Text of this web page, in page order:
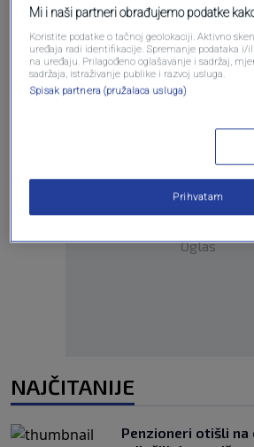
Oglas
Oglas
NAJČITANIJE
Penzioneri otišli
Mi i naši partneri obrađujemo podatke
Koristite podatke o tačnoj geolokaciji. Aktivno
uređaja radi identifikacije. Spremanje podataka i/
na uređaju. Prilagođeno oglašavanje i sadržaj,
sadržaja, istraživanje publike i razvoj usluga.
Spisak partnera (pružalaca usluga)
Prihvatam